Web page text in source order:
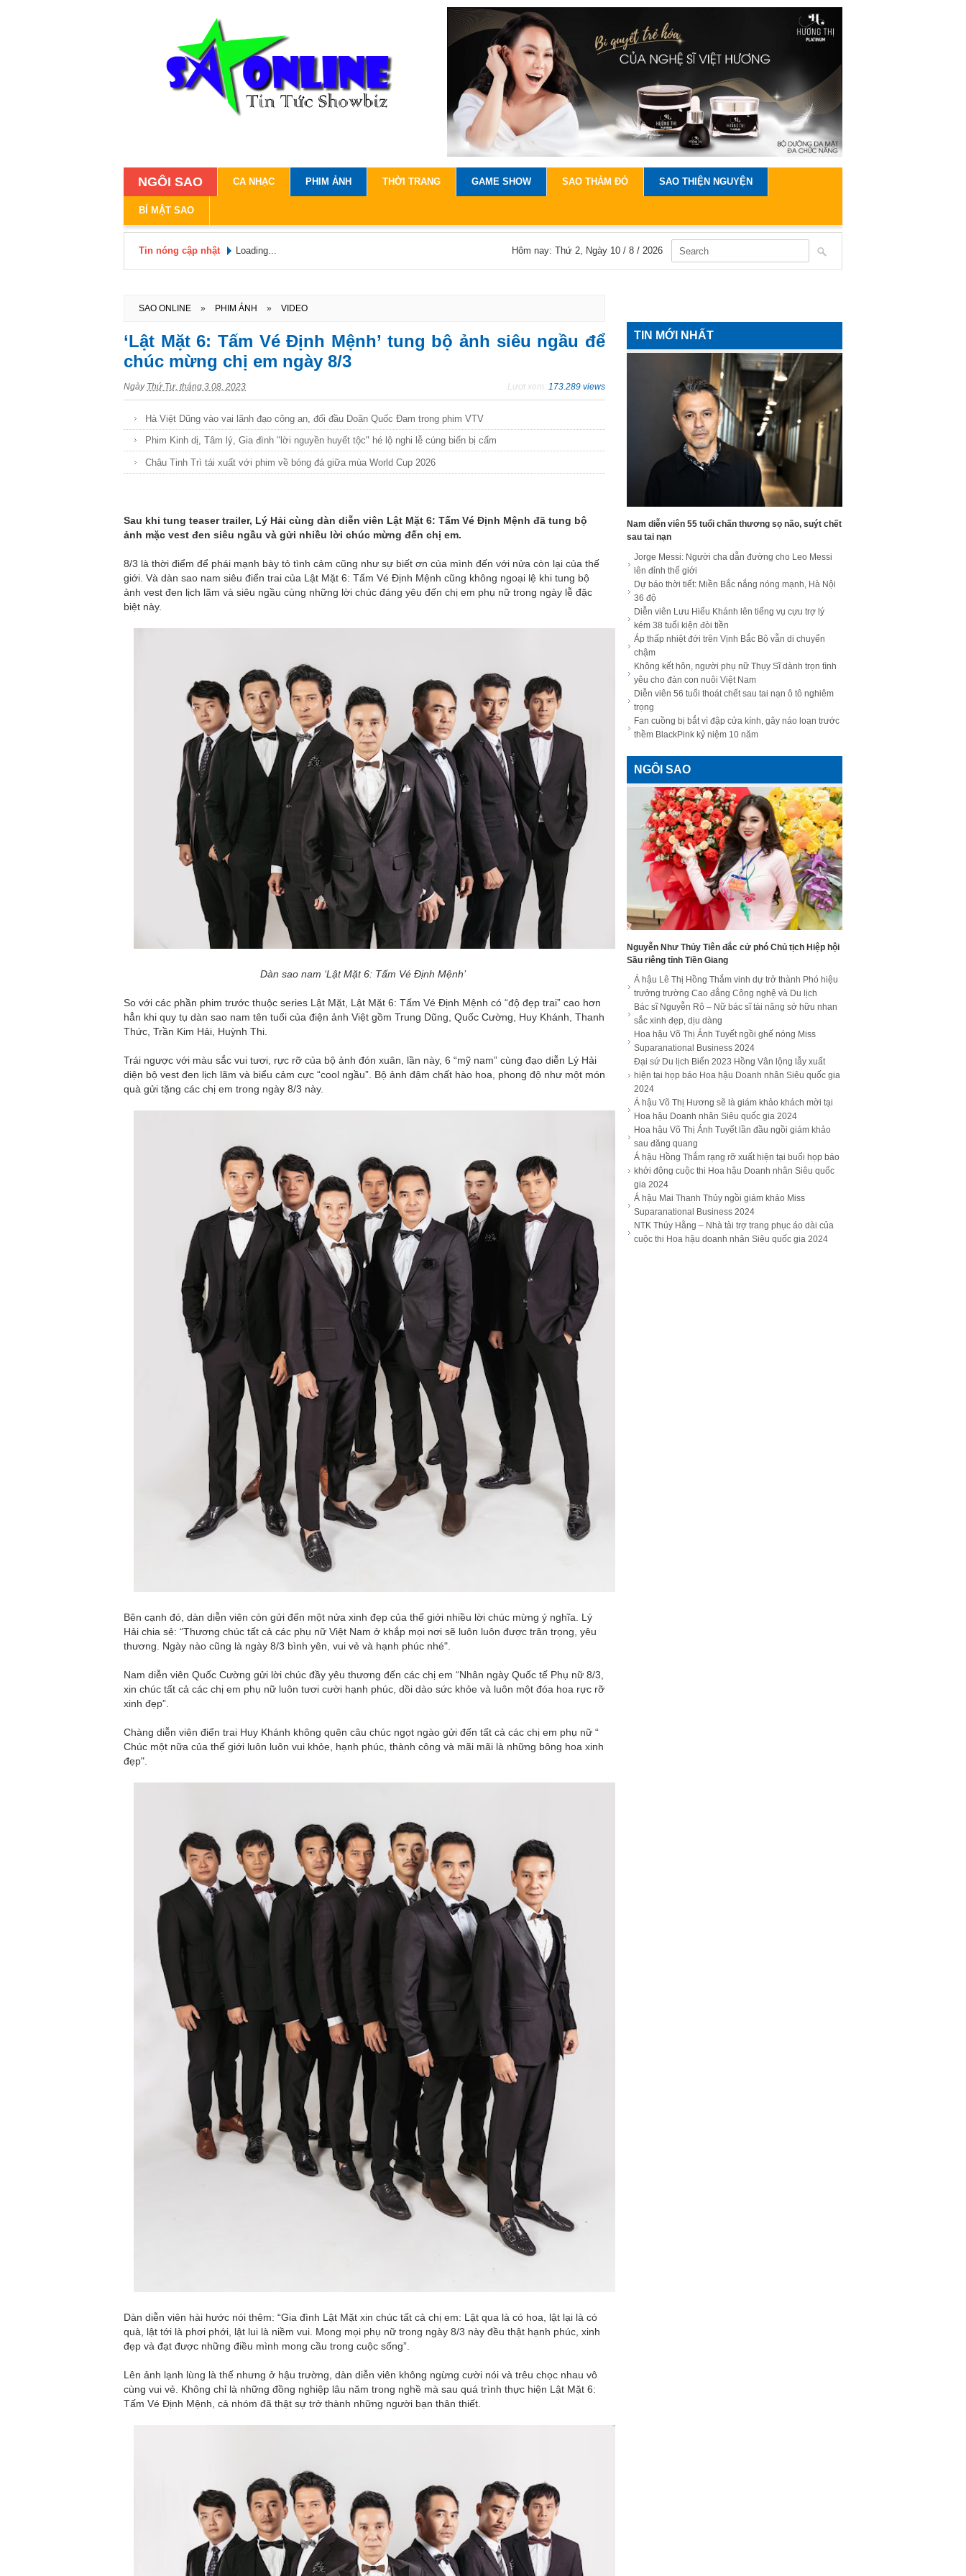
NGÔI SAO CA NHẠC PHIM ẢNH THỜI TRANG GAME SHOW SAO THẢM ĐỎ SAO THIỆN NGUYỆN
BÍ MẬT SAO
Tin nóng cập nhật Loading... Hôm nay: Thứ 2, Ngày 10 / 8 / 2026
SAO ONLINE » PHIM ẢNH » VIDEO
‘Lật Mặt 6: Tấm Vé Định Mệnh’ tung bộ ảnh siêu ngầu để
chúc mừng chị em ngày 8/3
Ngày Thứ Tư, tháng 3 08, 2023 Lượt xem: 173.289 views
Hà Việt Dũng vào vai lãnh đạo công an, đối đầu Doãn Quốc Đam trong phim VTV
Phim Kinh dị, Tâm lý, Gia đình "lời nguyền huyết tộc" hé lộ nghi lễ cúng biển bị cấm
Châu Tinh Trì tái xuất với phim về bóng đá giữa mùa World Cup 2026
Sau khi tung teaser trailer, Lý Hải cùng dàn diễn viên Lật Mặt 6: Tấm Vé Định Mệnh đã tung bộ
ảnh mặc vest đen siêu ngầu và gửi nhiều lời chúc mừng đến chị em.
8/3 là thời điểm để phái mạnh bày tỏ tình cảm cũng như sự biết ơn của mình đến với nửa còn lại của thế
giới. Và dàn sao nam siêu điển trai của Lật Mặt 6: Tấm Vé Định Mệnh cũng không ngoại lệ khi tung bộ
ảnh vest đen lịch lãm và siêu ngầu cùng những lời chúc đáng yêu đến chị em phụ nữ trong ngày lễ đặc
biệt này.
Dàn sao nam ‘Lật Mặt 6: Tấm Vé Định Mệnh’
So với các phần phim trước thuộc series Lật Mặt, Lật Mặt 6: Tấm Vé Định Mệnh có “độ đẹp trai” cao hơn
hẳn khi quy tụ dàn sao nam tên tuổi của điện ảnh Việt gồm Trung Dũng, Quốc Cường, Huy Khánh, Thanh
Thức, Trần Kim Hải, Huỳnh Thi.
Trái ngược với màu sắc vui tươi, rực rỡ của bộ ảnh đón xuân, lần này, 6 “mỹ nam” cùng đạo diễn Lý Hải
diện bộ vest đen lịch lãm và biểu cảm cực “cool ngầu”. Bộ ảnh đậm chất hào hoa, phong độ như một món
quà gửi tặng các chị em trong ngày 8/3 này.
Bên cạnh đó, dàn diễn viên còn gửi đến một nửa xinh đẹp của thế giới nhiều lời chúc mừng ý nghĩa. Lý
Hải chia sẻ: “Thương chúc tất cả các phụ nữ Việt Nam ở khắp mọi nơi sẽ luôn luôn được trân trọng, yêu
thương. Ngày nào cũng là ngày 8/3 bình yên, vui vẻ và hạnh phúc nhé".
Nam diễn viên Quốc Cường gửi lời chúc đầy yêu thương đến các chị em “Nhân ngày Quốc tế Phụ nữ 8/3,
xin chúc tất cả các chị em phụ nữ luôn tươi cười hạnh phúc, dồi dào sức khỏe và luôn một đóa hoa rực rỡ
xinh đẹp”.
Chàng diễn viên điển trai Huy Khánh không quên câu chúc ngọt ngào gửi đến tất cả các chị em phụ nữ “
Chúc một nữa của thế giới luôn luôn vui khỏe, hạnh phúc, thành công và mãi mãi là những bông hoa xinh
đẹp".
Dàn diễn viên hài hước nói thêm: “Gia đình Lật Mặt xin chúc tất cả chị em: Lật qua là có hoa, lật lại là có
quà, lật tới là phơi phới, lật lui là niềm vui. Mong mọi phụ nữ trong ngày 8/3 này đều thật hạnh phúc, xinh
đẹp và đạt được những điều mình mong cầu trong cuộc sống”.
Lên ảnh lạnh lùng là thế nhưng ở hậu trường, dàn diễn viên không ngừng cười nói và trêu chọc nhau vô
cùng vui vẻ. Không chỉ là những đồng nghiệp lâu năm trong nghề mà sau quá trình thực hiện Lật Mặt 6:
Tấm Vé Định Mệnh, cả nhóm đã thật sự trở thành những người bạn thân thiết.
TIN MỚI NHẤT
Nam diễn viên 55 tuổi chấn thương sọ não, suýt chết
sau tai nạn
Jorge Messi: Người cha dẫn đường cho Leo Messi
lên đỉnh thế giới
Dự báo thời tiết: Miền Bắc nắng nóng mạnh, Hà Nội
36 độ
Diễn viên Lưu Hiểu Khánh lên tiếng vụ cựu trợ lý
kém 38 tuổi kiện đòi tiền
Áp thấp nhiệt đới trên Vịnh Bắc Bộ vẫn di chuyển
chậm
Không kết hôn, người phụ nữ Thụy Sĩ dành trọn tình
yêu cho đàn con nuôi Việt Nam
Diễn viên 56 tuổi thoát chết sau tai nạn ô tô nghiêm
trọng
Fan cuồng bị bắt vì đập cửa kính, gây náo loạn trước
thềm BlackPink kỷ niệm 10 năm
NGÔI SAO
Nguyễn Như Thủy Tiên đắc cử phó Chủ tịch Hiệp hội
Sầu riêng tỉnh Tiền Giang
Á hậu Lê Thị Hồng Thắm vinh dự trở thành Phó hiệu
trưởng trường Cao đẳng Công nghệ và Du lịch
Bác sĩ Nguyễn Rô – Nữ bác sĩ tài năng sở hữu nhan
sắc xinh đẹp, dịu dàng
Hoa hậu Võ Thị Ánh Tuyết ngồi ghế nóng Miss
Suparanational Business 2024
Đại sứ Du lịch Biển 2023 Hồng Vân lộng lẫy xuất
hiện tại họp báo Hoa hậu Doanh nhân Siêu quốc gia
2024
Á hậu Võ Thị Hương sẽ là giám khảo khách mời tại
Hoa hậu Doanh nhân Siêu quốc gia 2024
Hoa hậu Võ Thị Ánh Tuyết lần đầu ngồi giám khảo
sau đăng quang
Á hậu Hồng Thắm rạng rỡ xuất hiện tại buổi họp báo
khởi động cuộc thi Hoa hậu Doanh nhân Siêu quốc
gia 2024
Á hậu Mai Thanh Thủy ngồi giám khảo Miss
Suparanational Business 2024
NTK Thúy Hằng – Nhà tài trợ trang phục áo dài của
cuộc thi Hoa hậu doanh nhân Siêu quốc gia 2024